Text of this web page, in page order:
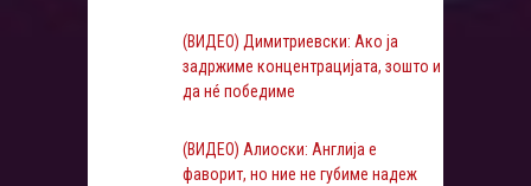
(ВИДЕО) Димитриевски: Ако ја
задржиме концентрацијата, зошто и
да нé победиме
(ВИДЕО) Алиоски: Англија е
фаворит, но ние не губиме надеж